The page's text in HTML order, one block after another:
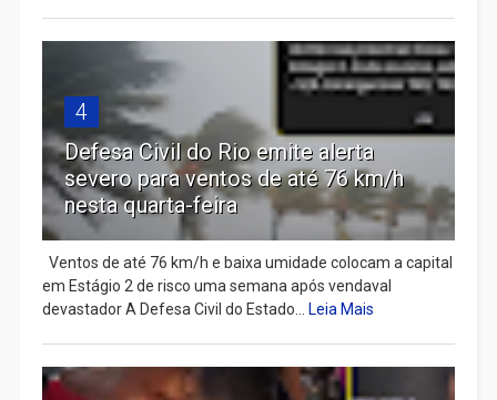
4
Defesa Civil do Rio emite alerta
severo para ventos de até 76 km/h
nesta quarta-feira
Ventos de até 76 km/h e baixa umidade colocam a capital
em Estágio 2 de risco uma semana após vendaval
devastador A Defesa Civil do Estado...
Leia Mais